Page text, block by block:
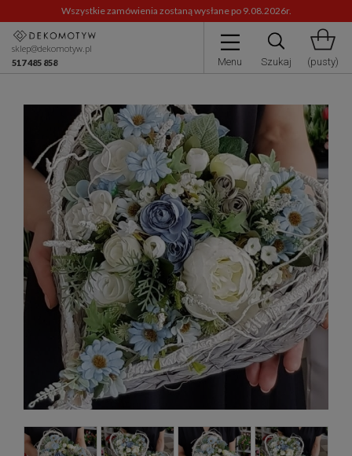
Wszystkie zamówienia zostaną wysłane po 9.08.2026r.
Menu Szukaj (pusty)
sklep@dekomotyw.pl
517 485 858